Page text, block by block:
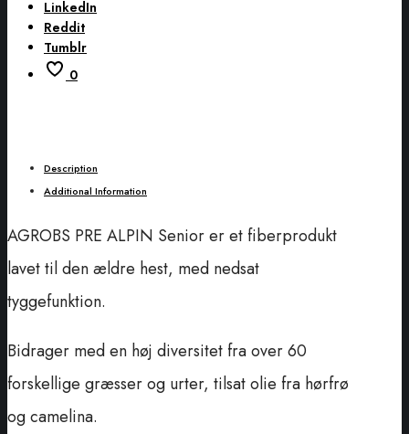
LinkedIn
Reddit
Tumblr
0
Description
Additional Information
AGROBS PRE ALPIN Senior er et fiberprodukt
lavet til den ældre hest, med nedsat
tyggefunktion.
Bidrager med en høj diversitet fra over 60
forskellige græsser og urter, tilsat olie fra hørfrø
og camelina.